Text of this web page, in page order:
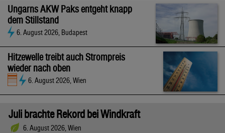
Ungarns AKW Paks entgeht knapp
dem Stillstand
6. August 2026, Budapest
Hitzewelle treibt auch Strompreis
wieder nach oben
6. August 2026, Wien
Juli brachte Rekord bei Windkraft
6. August 2026, Wien